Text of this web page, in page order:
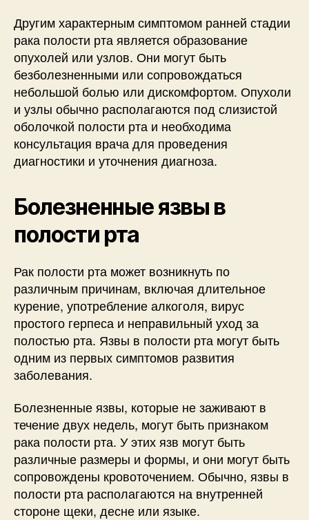
Другим характерным симптомом ранней стадии
рака полости рта является образование
опухолей или узлов. Они могут быть
безболезненными или сопровождаться
небольшой болью или дискомфортом. Опухоли
и узлы обычно располагаются под слизистой
оболочкой полости рта и необходима
консультация врача для проведения
диагностики и уточнения диагноза.
Болезненные язвы в
полости рта
Рак полости рта может возникнуть по
различным причинам, включая длительное
курение, употребление алкоголя, вирус
простого герпеса и неправильный уход за
полостью рта. Язвы в полости рта могут быть
одним из первых симптомов развития
заболевания.
Болезненные язвы, которые не заживают в
течение двух недель, могут быть признаком
рака полости рта. У этих язв могут быть
различные размеры и формы, и они могут быть
сопровождены кровоточением. Обычно, язвы в
полости рта располагаются на внутренней
стороне щеки, десне или языке.